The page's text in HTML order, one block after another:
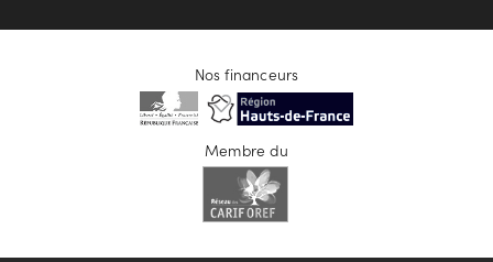
Nos financeurs
Membre du